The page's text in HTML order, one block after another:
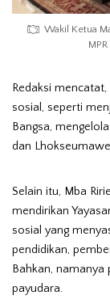
Wakil Ketua
Redaksi
sosial, seperti
Bangsa,
dan
Selain itu, Mba
mendirikan
sosial yang
pendidikan,
Bahkan,
payudara.